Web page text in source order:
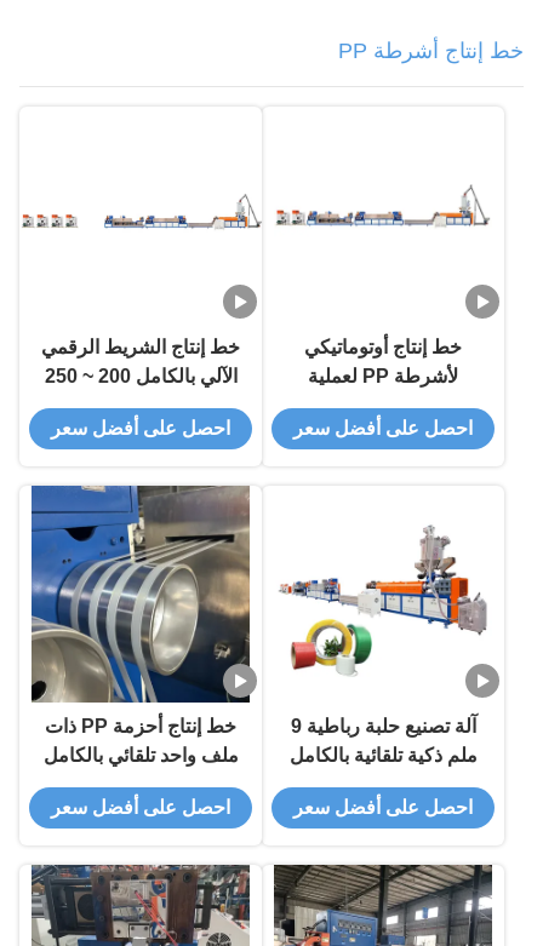
خط إنتاج أشرطة PP
خط إنتاج أوتوماتيكي
لأشرطة PP لعملية
التعبئة والتغليف السريعة
احصل على أفضل سعر
خط إنتاج الشريط الرقمي
الآلي بالكامل 200 ~ 250
كجم / ساعة
احصل على أفضل سعر
آلة تصنيع حلبة رباطية 9
ملم ذكية تلقائية بالكامل
لإنتاج عالية الكفاءة
احصل على أفضل سعر
خط إنتاج أحزمة PP ذات
ملف واحد تلقائي بالكامل
مع مواصفات قابلة
للتخصيص لمصانع التصنيع
احصل على أفضل سعر